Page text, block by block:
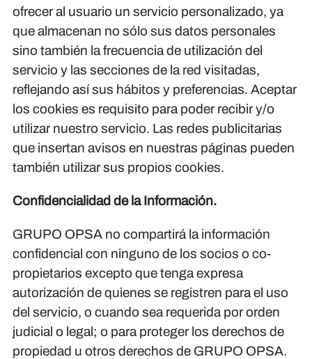
ofrecer al usuario un servicio personalizado, ya
que almacenan no sólo sus datos personales
sino también la frecuencia de utilización del
servicio y las secciones de la red visitadas,
reflejando así sus hábitos y preferencias. Aceptar
los cookies es requisito para poder recibir y/o
utilizar nuestro servicio. Las redes publicitarias
que insertan avisos en nuestras páginas pueden
también utilizar sus propios cookies.
Confidencialidad de la Información.
GRUPO OPSA no compartirá la información
confidencial con ninguno de los socios o co-
propietarios excepto que tenga expresa
autorización de quienes se registren para el uso
del servicio, o cuando sea requerida por orden
judicial o legal; o para proteger los derechos de
propiedad u otros derechos de GRUPO OPSA.